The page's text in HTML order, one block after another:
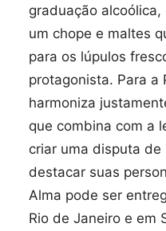
graduação
um chope e maltes
para os lúpulos
protagonista. Para a
harmoniza
que combina com a
criar uma disputa
destacar suas
Alma pode ser
Rio de Janeiro e em